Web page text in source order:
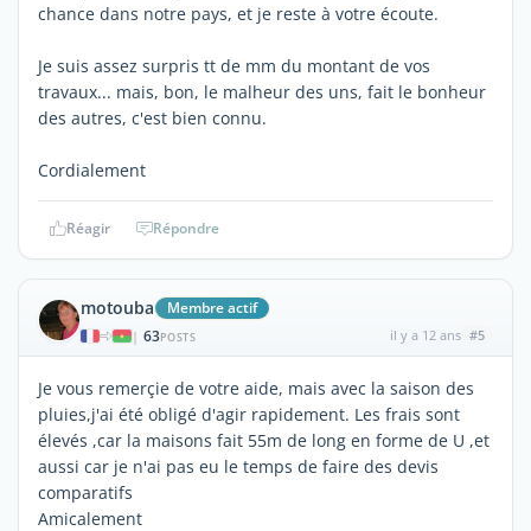
chance dans notre pays, et je reste à votre écoute.
Je suis assez surpris tt de mm du montant de vos
travaux... mais, bon, le malheur des uns, fait le bonheur
des autres, c'est bien connu.
Cordialement
Réagir Répondre
motouba Membre actif
| 63POSTS il y a 12 ans #5
Je vous remerçie de votre aide, mais avec la saison des
pluies,j'ai été obligé d'agir rapidement. Les frais sont
élevés ,car la maisons fait 55m de long en forme de U ,et
aussi car je n'ai pas eu le temps de faire des devis
comparatifs
Amicalement